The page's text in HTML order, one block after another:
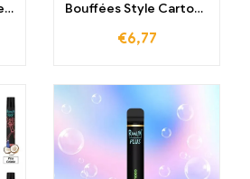
Bouffées Style Cartoon
jetable
€6,77